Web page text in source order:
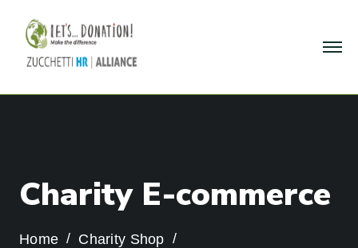
Charity E-commerce
Home
Charity Shop